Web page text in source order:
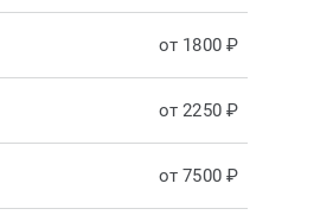
от 1800 ₽
от 2250 ₽
от 7500 ₽